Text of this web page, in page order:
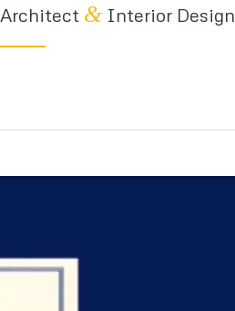
Architect & Interior Design